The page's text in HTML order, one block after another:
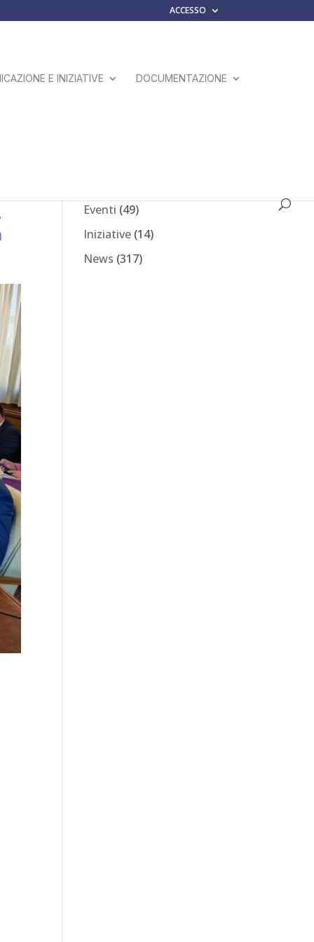
ACCESSO
E INIZIATIVE DOCUMENTAZIONE
Eventi (49)
Iniziative (14)
News (317)